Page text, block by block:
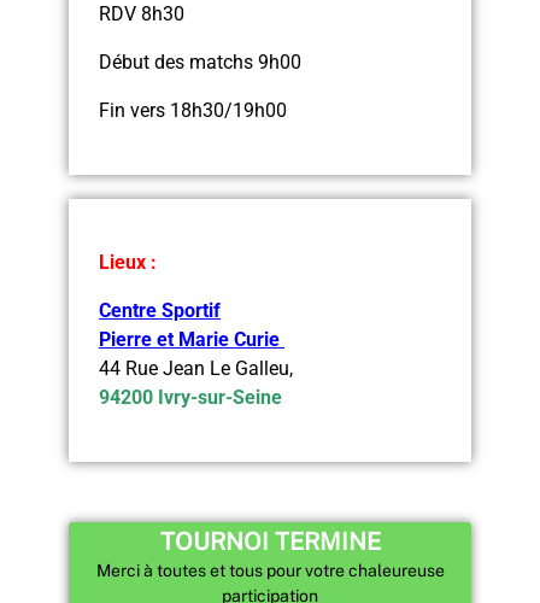
RDV 8h30
Début des matchs 9h00
Fin vers 18h30/19h00
Lieux :
Centre Sportif
Pierre et Marie Curie
44 Rue Jean Le Galleu,
94200 Ivry-sur-Seine
TOURNOI TERMINE
Merci à toutes et tous pour votre chaleureuse
participation